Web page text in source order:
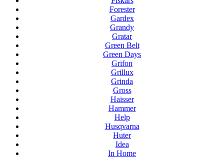
Forester
Gardex
Grandy
Gratar
Green Belt
Green Days
Grifon
Grillux
Grinda
Gross
Haisser
Hammer
Help
Husqvarna
Huter
Idea
In Home